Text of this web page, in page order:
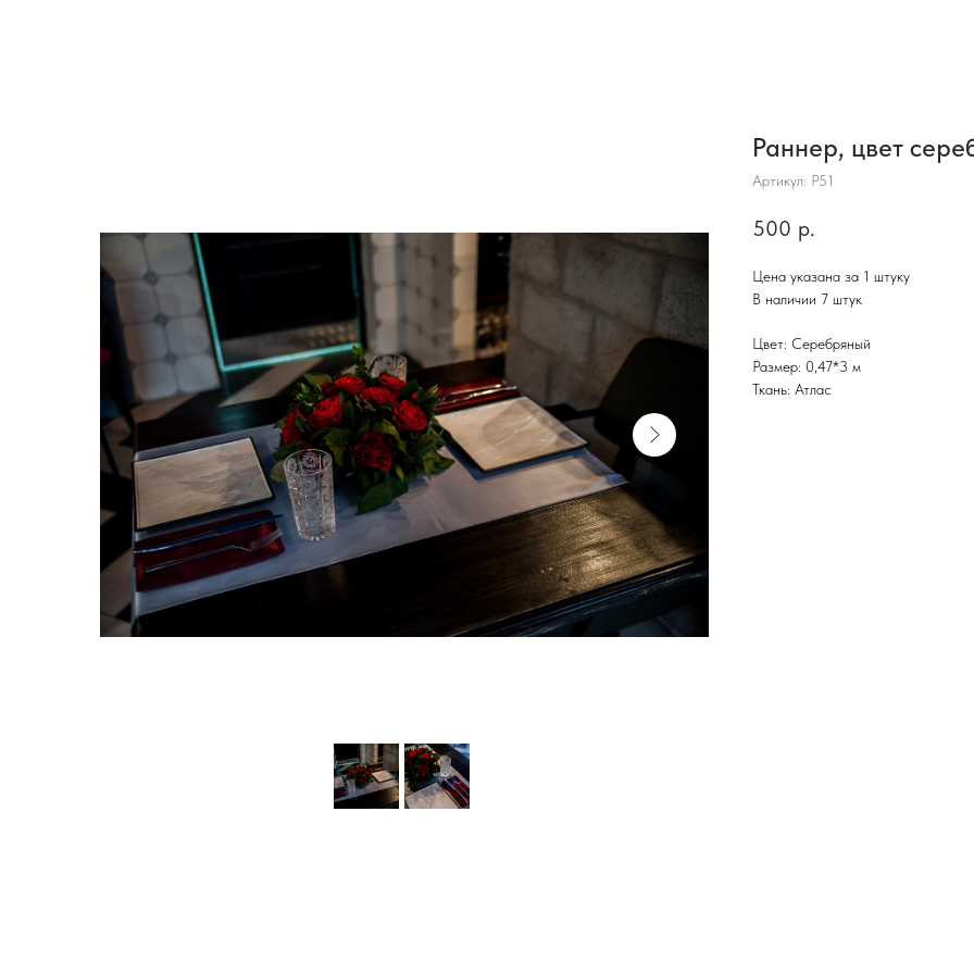
Раннер, цвет
Артикул: Р51
500 р.
Цена указана за 1 штуку
В наличии 7 штук
Цвет: Серебряный
Размер: 0,47*3 м
Ткань: Атлас